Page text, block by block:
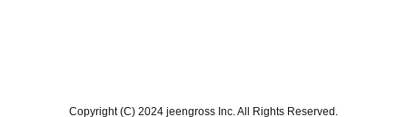
Copyright (C) 2024 jeengross Inc. All Rights Reserved.